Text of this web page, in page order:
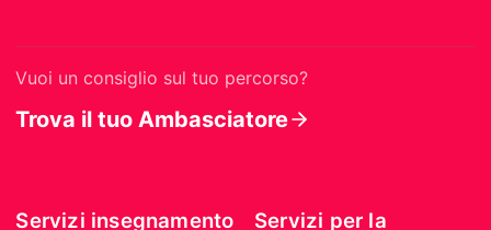
Vuoi un consiglio sul tuo percorso?
Trova il tuo Ambasciatore
Servizi insegnamento
Servizi per la